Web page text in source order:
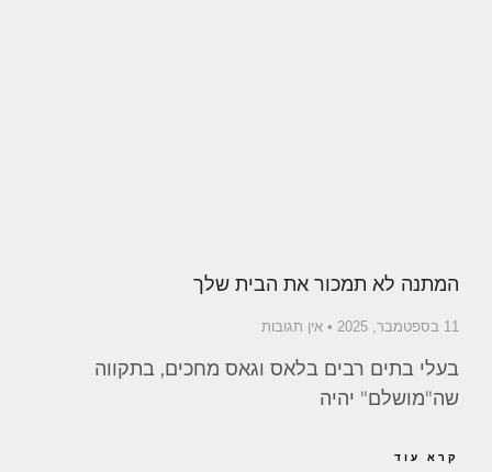
המתנה לא תמכור את הבית שלך
11 בספטמבר, 2025 אין תגובות
בעלי בתים רבים בלאס וגאס מחכים, בתקווה
שה"מושלם" יהיה
קרא עוד